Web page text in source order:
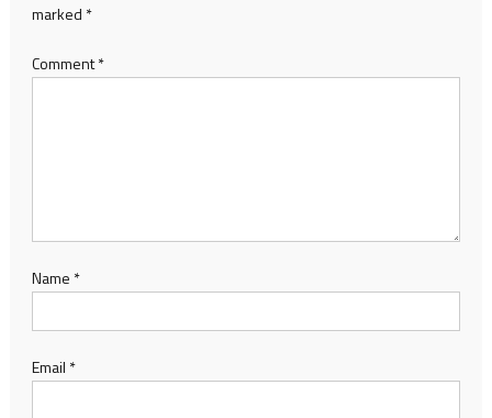
marked *
Comment*
Name *
Email *